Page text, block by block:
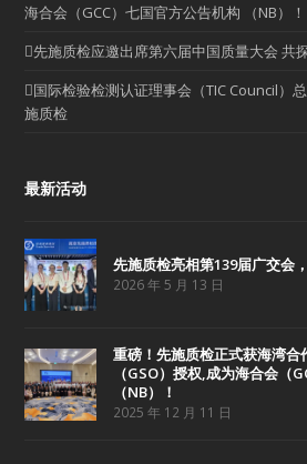
海合会（GCC）七国官方公告机构 （NB）！
先施质检应邀出席第六届中国质量大会 共
国际检验检测认证理事会（TIC Council）
施质检
最新活动
先施质检亮相第139届广交会
2026 年 5 月 13 日
重磅！先施质检正式获海湾合
（GSO）授权,成为海合会（
（NB）！
2025 年 12 月 11 日